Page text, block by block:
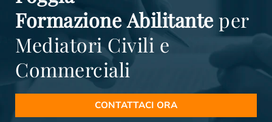
FormazioneAbilitanteper
Mediatori Civili e
Commerciali
CONTATTACI ORA